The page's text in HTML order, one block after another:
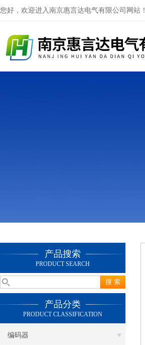
您好，欢迎进入南京惠言达电气有限公司网站！
产品搜索
PRODUCT SEARCH
产品分类
PRODUCT CLASSIFICATION
编码器